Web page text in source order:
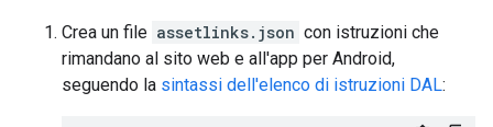
Crea un file assetlinks.json con istruzioni che
rimandano al sito web e all'app per Android,
seguendo la sintassi dell'elenco di istruzioni DAL: